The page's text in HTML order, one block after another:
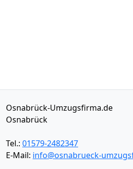
Osnabrück-Umzugsfirma.de
Osnabrück
Tel.: 01579-2482347
E-Mail: info@osnabrueck-